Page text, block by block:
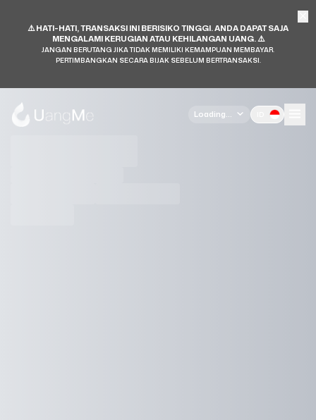
⚠️ HATI-HATI, TRANSAKSI INI BERISIKO TINGGI. ANDA DAPAT SAJA
MENGALAMI KERUGIAN ATAU KEHILANGAN UANG. ⚠️
JANGAN BERUTANG JIKA TIDAK MEMILIKI KEMAMPUAN MEMBAYAR.
PERTIMBANGKAN SECARA BIJAK SEBELUM BERTRANSAKSI.
Loading...